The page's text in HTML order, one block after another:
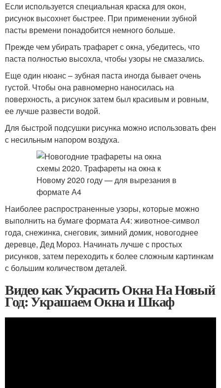
Если используется специальная краска для окон,
рисунок высохнет быстрее. При применении зубной
пасты времени понадобится немного больше.
Прежде чем убирать трафарет с окна, убедитесь, что
паста полностью высохла, чтобы узоры не смазались.
Еще один нюанс – зубная паста иногда бывает очень
густой. Чтобы она равномерно наносилась на
поверхность, а рисунок затем был красивым и ровным,
ее лучше развести водой.
Для быстрой подсушки рисунка можно использовать фен
с несильным напором воздуха.
Наиболее распространенные узоры, которые можно
выполнить на бумаге формата А4: животное-символ
года, снежинка, снеговик, зимний домик, нoвогоднее
деревце, Дед Мороз. Начинать лучше с простых
рисунков, затем переходить к более сложным картинкам
с большим количеством деталей.
Видео как Украсить Окна На Новый
Год: Украшаем Окна и Шкаф